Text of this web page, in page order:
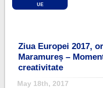
UE
Ziua Europei 2017,
Maramureș –
creativitate
May 18th, 2017